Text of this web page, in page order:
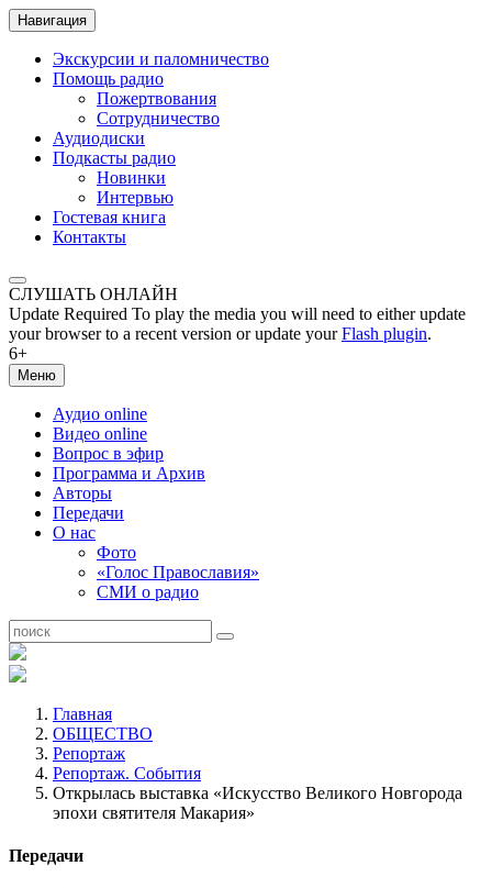
Навигация
Экскурсии и паломничество
Помощь радио
Пожертвования
Сотрудничество
Аудиодиски
Подкасты радио
Новинки
Интервью
Гостевая книга
Контакты
СЛУШАТЬ ОНЛАЙН
Update Required To play the media you will need to either update
your browser to a recent version or update yourFlash plugin.
6+
Меню
Аудио online
Видео online
Вопрос в эфир
Программа и Архив
Авторы
Передачи
О нас
Фото
«Голос Православия»
СМИ о радио
Главная
ОБЩЕСТВО
Репортаж
Репортаж. События
Открылась выставка «Искусство Великого Новгорода
эпохи святителя Макария»
Передачи